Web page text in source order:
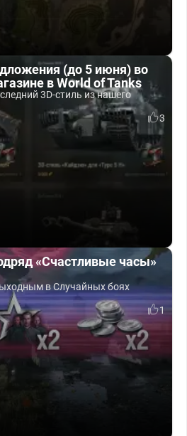
(до 5 июня) во
в World of Tanks
3D-стиль из нашего
3
«Счастливые часы»
в Случайных боях
1